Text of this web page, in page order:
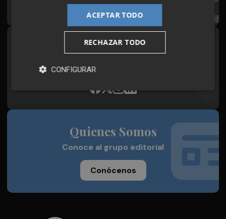
¡Quiero suscribirme!
Síguenos en redes
Plaza Podcast, desde cualquier medio
Quienes Somos
Conoce al grupo editorial
Conócenos
ACEPTAR TODO
RECHAZAR TODO
CONFIGURAR